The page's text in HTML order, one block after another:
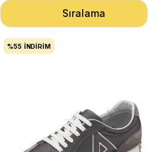
Sıralama
%55 İNDIRIM